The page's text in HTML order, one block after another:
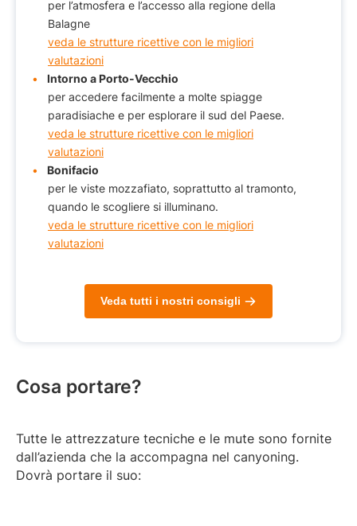
per l’atmosfera e l’accesso alla regione della
Balagne
veda le strutture ricettive con le migliori
valutazioni
Intorno a Porto-Vecchio
per accedere facilmente a molte spiagge
paradisiache e per esplorare il sud del Paese.
veda le strutture ricettive con le migliori
valutazioni
Bonifacio
per le viste mozzafiato, soprattutto al tramonto,
quando le scogliere si illuminano.
veda le strutture ricettive con le migliori
valutazioni
Veda tutti i nostri consigli
Cosa portare?
Tutte le attrezzature tecniche e le mute sono fornite
dall’azienda che la accompagna nel canyoning.
Dovrà portare il suo: